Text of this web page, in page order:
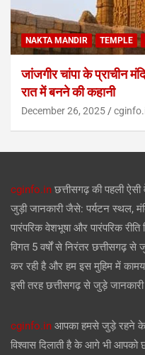
NAKTA MANDIR TEMPLE
जांजगीर चांपा के प्राचीन
रात में बनने की कहानी
December 26, 2025
cginfo.in छत्तीसगढ़ की पहली
जुड़ी जानकारी जैसे: पर्यटन स्थल,
पारंपरिक वेशभूषा और पारंपरिक रीति
विगत 5 वर्षों से निरंतर छत्तीसगढ़
कर रही है और हम इस मुहिम में
इसी तरह छत्तीसगढ़ से जुड़े
cginfo.in आपका हमसे जुड़े रहने के
विश्वास दिलाती है के आगे भी आपको